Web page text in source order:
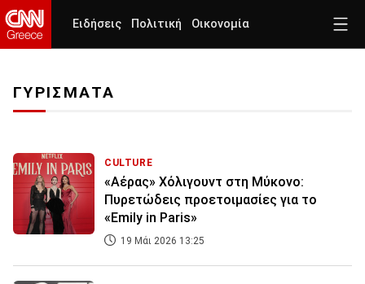
Ειδήσεις Πολιτική Οικονομία
ΓΥΡΙΣΜΑΤΑ
CULTURE
«Αέρας» Χόλιγουντ στη Μύκονο:
Πυρετώδεις προετοιμασίες για το
«Emily in Paris»
19 Μάι 2026 13:25